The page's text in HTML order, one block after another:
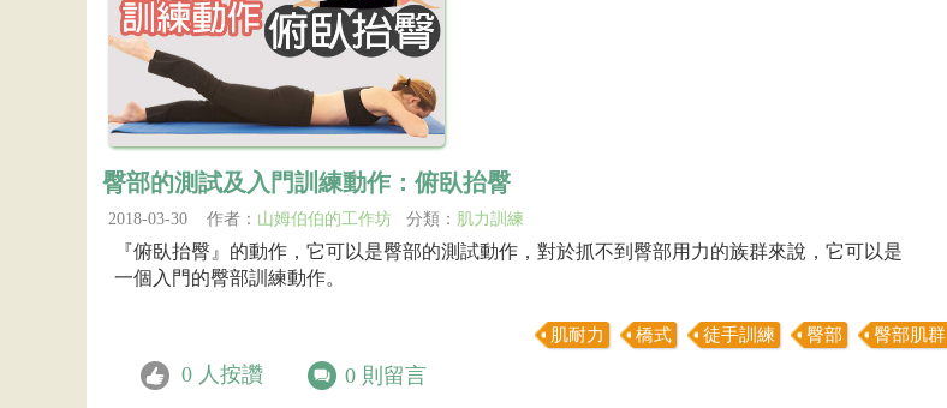
臀部的測試及入門訓練動作：俯臥抬臀
2018-03-30 作者： 山姆伯伯的工作坊 分類： 肌力訓練
『俯臥抬臀』的動作，它可以是臀部的測試動作，對於抓不到臀部用力的族群來說，它可以是
一個入門的臀部訓練動作。
肌耐力 橋式 徒手訓練 臀部 臀部肌群
0 人按讚 0 則留言